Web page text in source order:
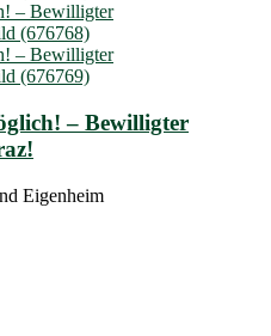
– Bewilligter
Eigenheim